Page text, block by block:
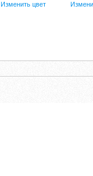
Изменить цвет